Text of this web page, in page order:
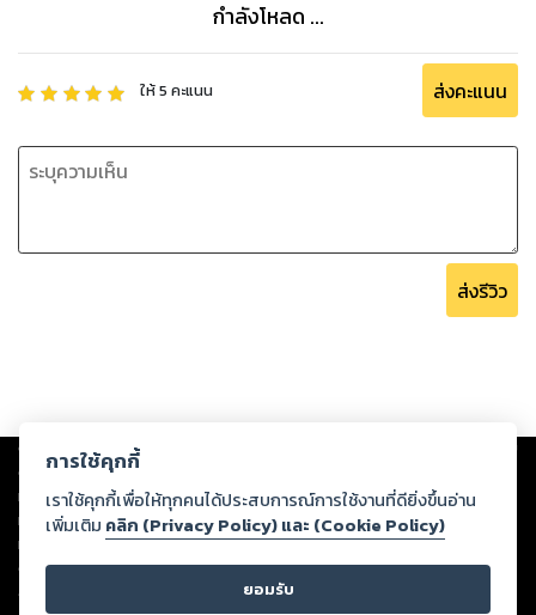
กำลังโหลด ...
ให้5 คะแนน ส่งคะแนน
ส่งรีวิว
Copyright © 2026
ต่อผลงานหรือเนื้อหาใดที่อัปโหลดผ่านเว็บไซต์และปรากฏว่าละเมิดสิทธิใน
ทรัพย์สินทางปัญญาของบุคคลอื่นหรือขัดต่อกฎหมายและศีลธรรม ดังนั้น ผู้อ่าน
ทุกท่านโปรดใช้วิจารณญาณในการกลั่นกรองด้วยตนเอง และหากท่านพบว่าส่วน
หนึ่งส่วนใดขัดต่อกฎหมายและศีลธรรม กรุณาแจ้งมายังบริษัท เพื่อทีมงานจะได้
ดำเนินการในทันที ทั้งนี้ ทางสตอรี่ล็อกขอสงวนลิขสิทธิ์ตามพระราชบัญญัติ
ลิขสิทธิ์ พ.ศ. 2537 (ฉบับล่าสุด)
การใช้คุกกี้
เราใช้คุกกี้เพื่อให้ทุกคนได้ประสบการณ์การใช้งานที่ดียิ่งขึ้นอ่าน
เพิ่มเติม คลิก (Privacy Policy) และ (Cookie Policy)
ยอมรับ